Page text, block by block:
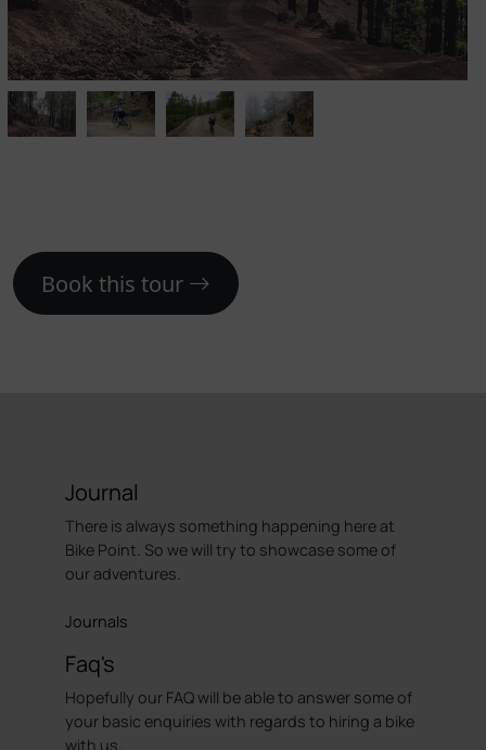
Book this tour
Journal
There is always something happening here at
Bike Point. So we will try to showcase some of
our adventures.
Journals
Faq's
Hopefully our FAQ will be able to answer some of
your basic enquiries with regards to hiring a bike
with us.